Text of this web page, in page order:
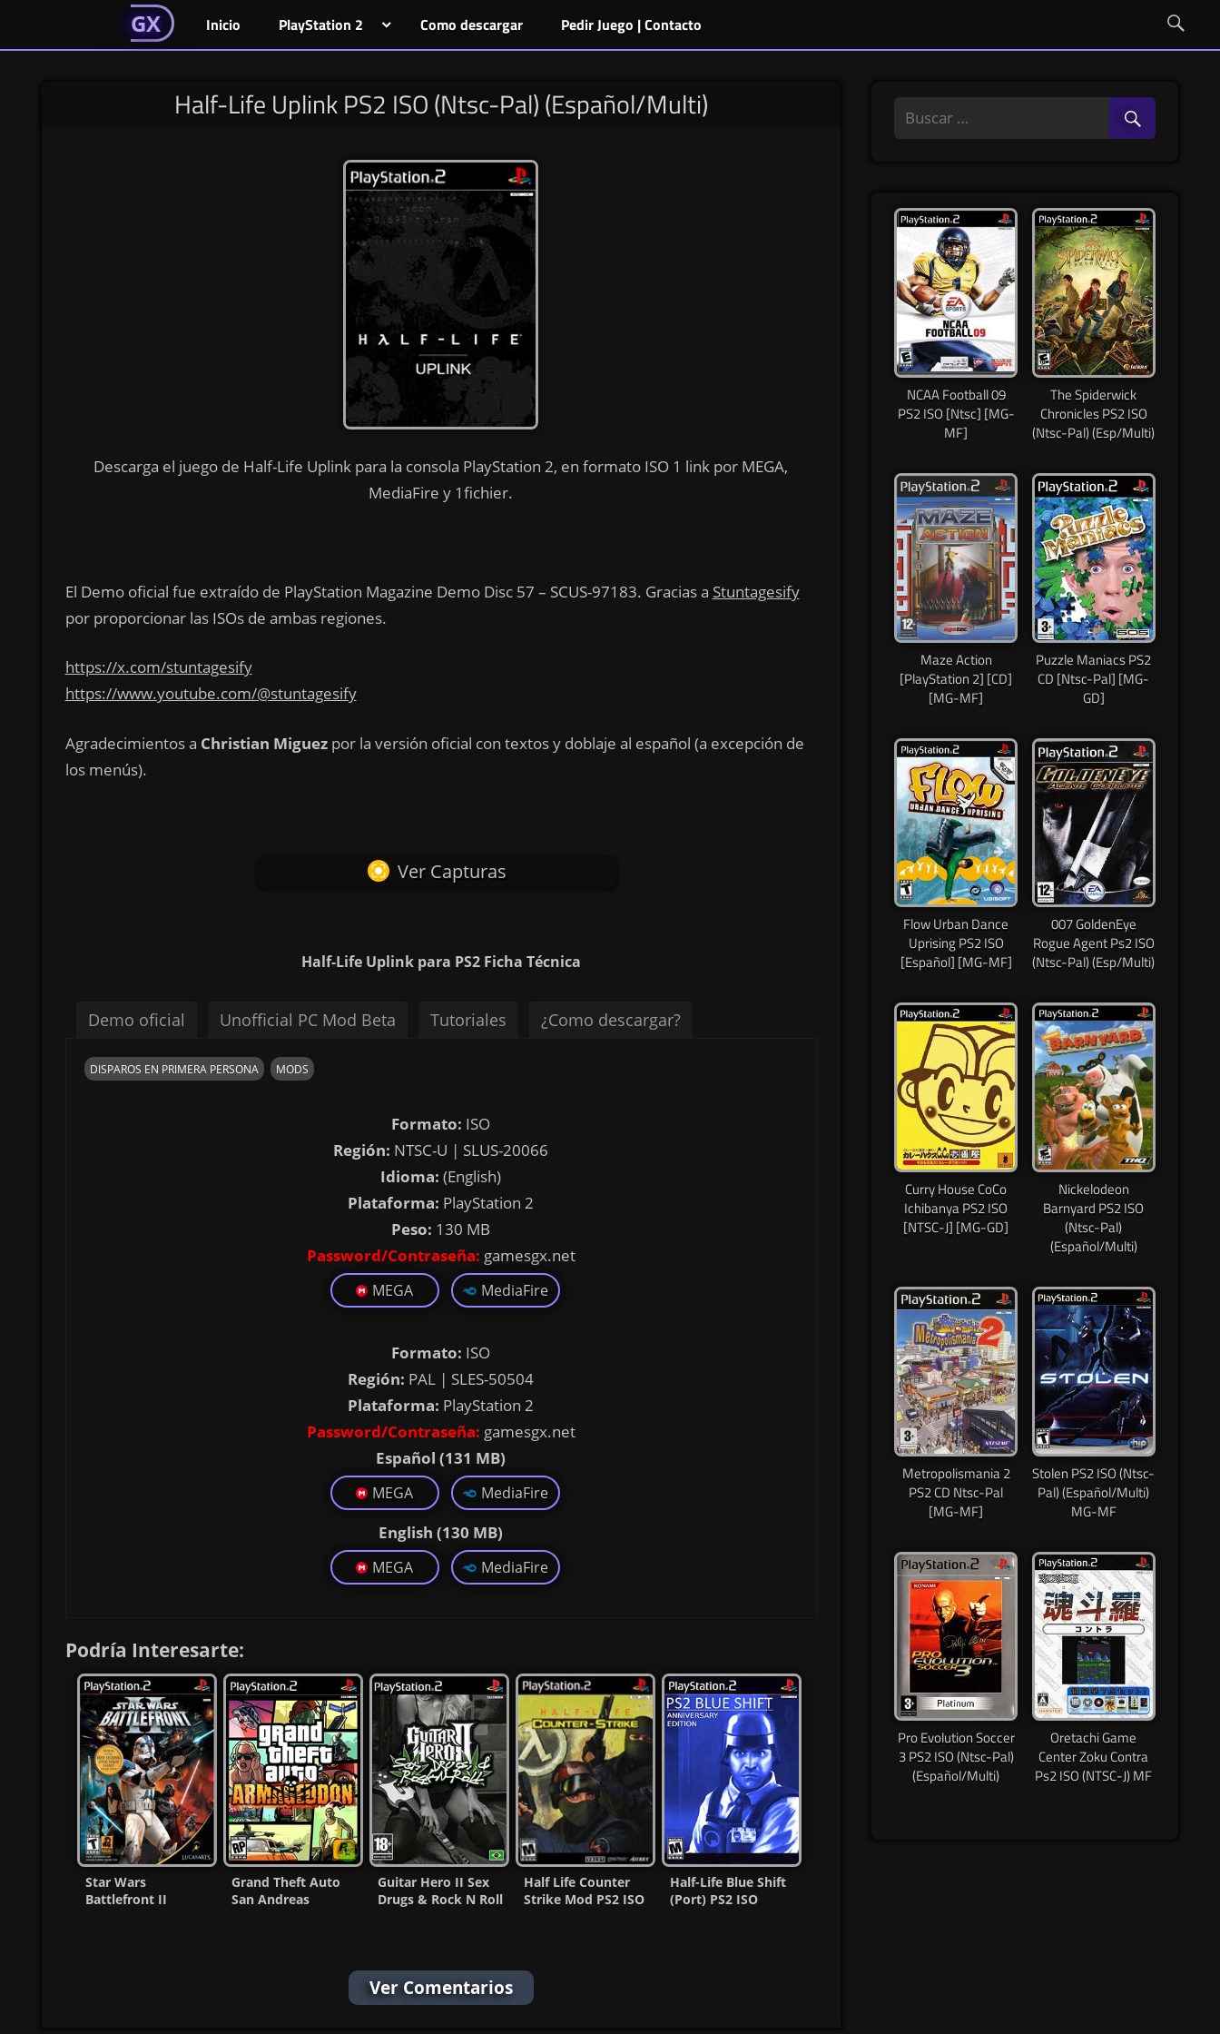
GAMESGX
GAMESGX Inicio PlayStation 2 Como descargar Pedir Juego | Contacto
Half-Life Uplink PS2 ISO (Ntsc-Pal) (Español/Multi)
Descarga el juego de Half-Life Uplink para la consola PlayStation 2, en formato ISO 1 link por MEGA,
MediaFire y 1fichier.
El Demo oficial fue extraído de PlayStation Magazine Demo Disc 57 – SCUS-97183. Gracias a Stuntagesify
por proporcionar las ISOs de ambas regiones.
https://x.com/stuntagesify
https://www.youtube.com/@stuntagesify
Agradecimientos a Christian Miguezpor la versión oficial con textos y doblaje al español (a excepción de
los menús).
Ver Capturas
Half-Life Uplink para PS2 Ficha Técnica
Demo oficial Unofficial PC Mod Beta Tutoriales ¿Como descargar?
DISPAROS EN PRIMERA PERSONA MODS
Formato: ISO
Región: NTSC-U | SLUS-20066
Idioma: (English)
Plataforma: PlayStation 2
Peso: 130 MB
Password/Contraseña: gamesgx.net
MEGA MediaFire
Formato: ISO
Región: PAL | SLES-50504
Plataforma: PlayStation 2
Password/Contraseña: gamesgx.net
Español (131 MB)
MEGA MediaFire
English (130 MB)
MEGA MediaFire
Podría Interesarte:
Star Wars
Battlefront II
Grand Theft Auto
San Andreas
Guitar Hero II Sex
Drugs & Rock N Roll
Half Life Counter
Strike Mod PS2 ISO
Half-Life Blue Shift
(Port) PS2 ISO
Ver Comentarios
NCAA Football 09
PS2 ISO [Ntsc] [MG-
MF]
The Spiderwick
Chronicles PS2 ISO
(Ntsc-Pal) (Esp/Multi)
Maze Action
[PlayStation 2] [CD]
[MG-MF]
Puzzle Maniacs PS2
CD [Ntsc-Pal] [MG-
GD]
Flow Urban Dance
Uprising PS2 ISO
[Español] [MG-MF]
007 GoldenEye
Rogue Agent Ps2 ISO
(Ntsc-Pal) (Esp/Multi)
Curry House CoCo
Ichibanya PS2 ISO
[NTSC-J] [MG-GD]
Nickelodeon
Barnyard PS2 ISO
(Ntsc-Pal)
(Español/Multi)
Metropolismania 2
PS2 CD Ntsc-Pal
[MG-MF]
Stolen PS2 ISO (Ntsc-
Pal) (Español/Multi)
MG-MF
Pro Evolution Soccer
3 PS2 ISO (Ntsc-Pal)
(Español/Multi)
Oretachi Game
Center Zoku Contra
Ps2 ISO (NTSC-J) MF